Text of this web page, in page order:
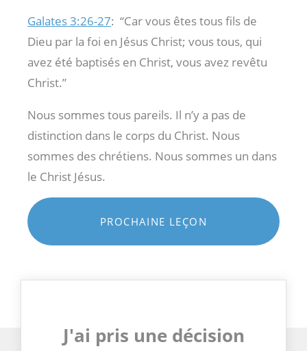
Galates 3:26-27: “Car vous êtes tous fils de
Dieu par la foi en Jésus Christ; vous tous, qui
avez été baptisés en Christ, vous avez revêtu
Christ.”
Nous sommes tous pareils. Il n’y a pas de
distinction dans le corps du Christ. Nous
sommes des chrétiens. Nous sommes un dans
le Christ Jésus.
PROCHAINE LEÇON
J'ai pris une décision